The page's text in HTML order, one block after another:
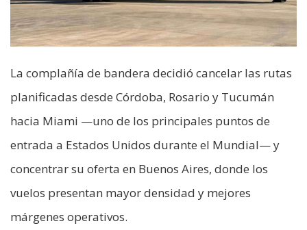
La complañía de bandera decidió cancelar las rutas
planificadas desde Córdoba, Rosario y Tucumán
hacia Miami —uno de los principales puntos de
entrada a Estados Unidos durante el Mundial— y
concentrar su oferta en Buenos Aires, donde los
vuelos presentan mayor densidad y mejores
márgenes operativos.